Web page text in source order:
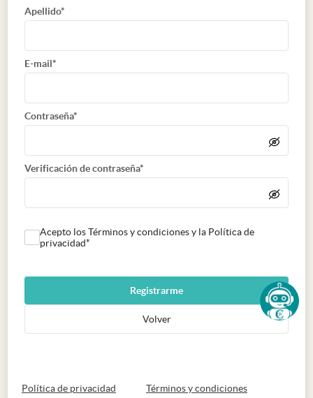
Apellido*
E-mail*
Contraseña*
Verificación de contraseña*
Acepto los Términos y condiciones y la Política de
privacidad*
Registrarme
Volver
Política de privacidad abre en nueva pestaña
Términos y condicionesabre en nueva